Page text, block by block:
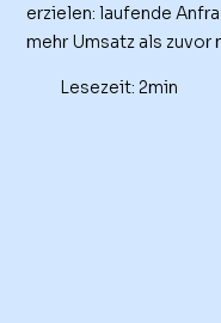
erzielen: laufende
mehr Umsatz als
Lesezeit: 2min